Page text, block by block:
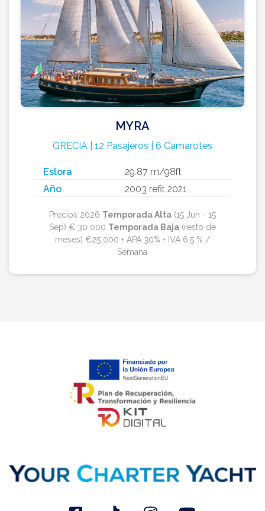
MYRA
GRECIA | 12 Pasajeros | 6 Camarotes
Eslora
29.87 m/98ft
Año
2003 refit 2021
Precios 2026 Temporada Alta(15 Jun - 15
Sep) € 30 000 Temporada Baja(resto de
meses) €25 000 + APA 30% + IVA 6.5 % /
Semana